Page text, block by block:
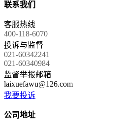
联系我们
客服热线
400-118-6070
投诉与监督
021-60342241
021-60340984
监督举报邮箱
laixuefawu@126.com
我要投诉
公司地址